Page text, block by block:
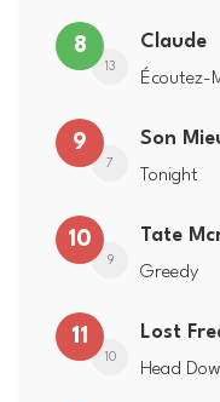
8
13
Claude
Écoutez-
9
7
Son
Tonight
10
9
Tate
Greedy
11
10
Lost
Head